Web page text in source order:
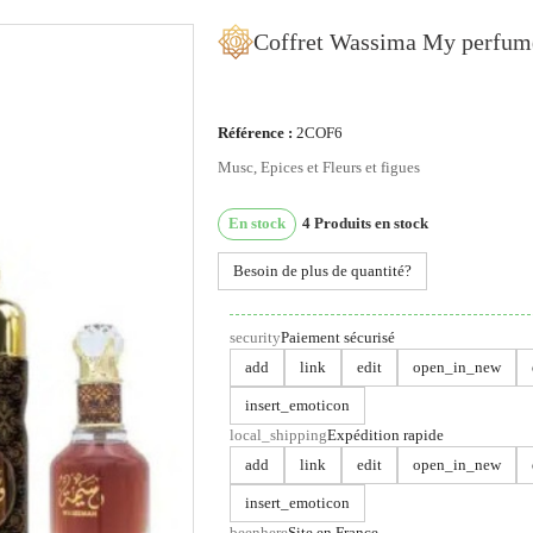
améliorer votre expérience de navigation sur notre site,
vous montrer un contenu personnalisé et des publicités
pour analyser le trafic de notre site et pour
de nos visiteurs.
Je refuse Changer mes préférences
Coffret Wassima My
Référence : 2COF6
Musc, Epices et Fleurs et figues
En stock 4 Produits en stock
Besoin de plus de quantité?
securityPaiement sécurisé
add
link edit open_in_new
insert_emoticon
local_shippingExpédition rapide
add
link edit open_in_new
insert_emoticon